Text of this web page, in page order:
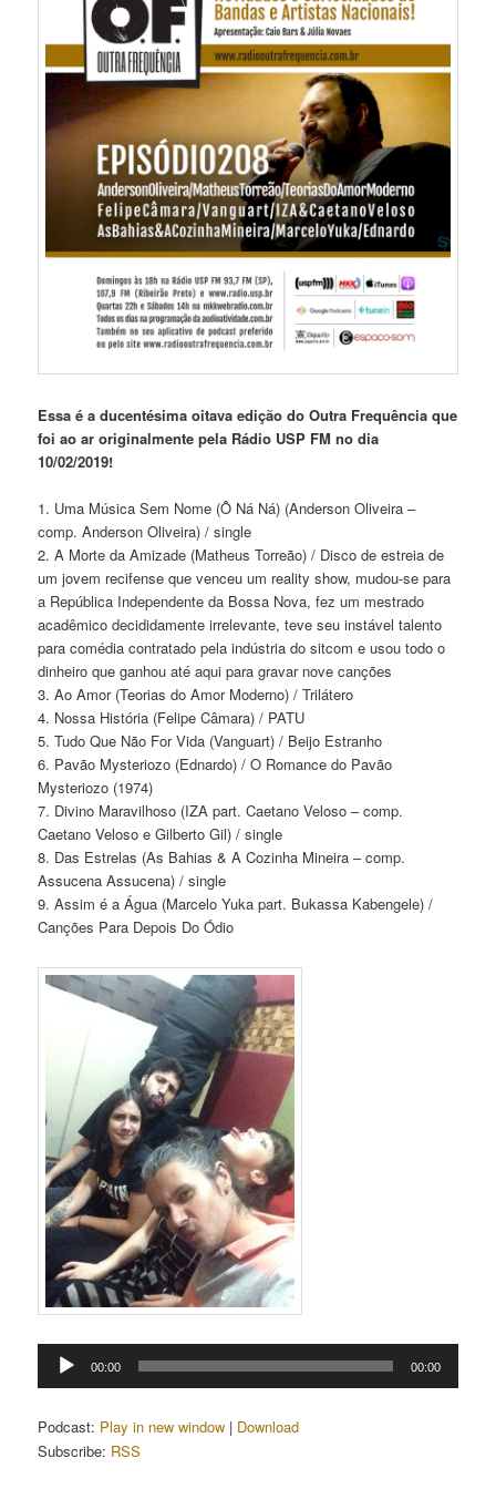
Essa é a ducentésima oitava edição do Outra Frequência que
foi ao ar originalmente pela Rádio USP FM no dia
10/02/2019!
1. Uma Música Sem Nome (Ô Ná Ná) (Anderson Oliveira –
comp. Anderson Oliveira) / single
2. A Morte da Amizade (Matheus Torreão) / Disco de estreia de
um jovem recifense que venceu um reality show, mudou-se para
a República Independente da Bossa Nova, fez um mestrado
acadêmico decididamente irrelevante, teve seu instável talento
para comédia contratado pela indústria do sitcom e usou todo o
dinheiro que ganhou até aqui para gravar nove canções
3. Ao Amor (Teorias do Amor Moderno) / Trilátero
4. Nossa História (Felipe Câmara) / PATU
5. Tudo Que Não For Vida (Vanguart) / Beijo Estranho
6. Pavão Mysteriozo (Ednardo) / O Romance do Pavão
Mysteriozo (1974)
7. Divino Maravilhoso (IZA part. Caetano Veloso – comp.
Caetano Veloso e Gilberto Gil) / single
8. Das Estrelas (As Bahias & A Cozinha Mineira – comp.
Assucena Assucena) / single
9. Assim é a Água (Marcelo Yuka part. Bukassa Kabengele) /
Canções Para Depois Do Ódio
Tocador
00:00 00:00
Podcast: Play in new window | Download
Subscribe: RSS